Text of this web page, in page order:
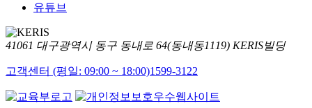
유튜브
41061 대구광역시 동구 동내로 64(동내동1119) KERIS빌딩
고객센터 (평일: 09:00 ~ 18:00)1599-3122